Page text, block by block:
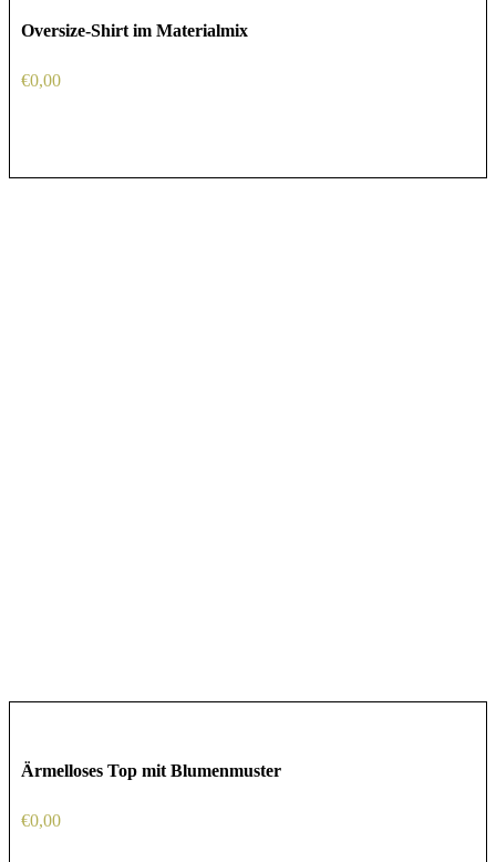
Oversize-Shirt im Materialmix
€0,00
Ärmelloses Top mit Blumenmuster
€0,00